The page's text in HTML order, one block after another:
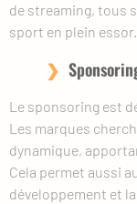
de streaming, tous
sport en plein essor.
Le sponsoring est
Les marques
dynamique,
Cela permet aussi
développement et